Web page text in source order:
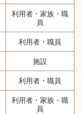
利用者・家族・職
員
利用者・職員
施設
利用者・職員
利用者・家族・職
員